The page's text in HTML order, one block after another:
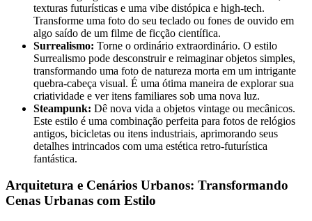
texturas futurísticas e uma vibe distópica e high-tech.
Transforme uma foto do seu teclado ou fones de ouvido em
algo saído de um filme de ficção científica.
Surrealismo: Torne o ordinário extraordinário. O estilo
Surrealismo pode desconstruir e reimaginar objetos simples,
transformando uma foto de natureza morta em um intrigante
quebra-cabeça visual. É uma ótima maneira de explorar sua
criatividade e ver itens familiares sob uma nova luz.
Steampunk: Dê nova vida a objetos vintage ou mecânicos.
Este estilo é uma combinação perfeita para fotos de relógios
antigos, bicicletas ou itens industriais, aprimorando seus
detalhes intrincados com uma estética retro-futurística
fantástica.
Arquitetura e Cenários Urbanos: Transformando
Cenas Urbanas com Estilo